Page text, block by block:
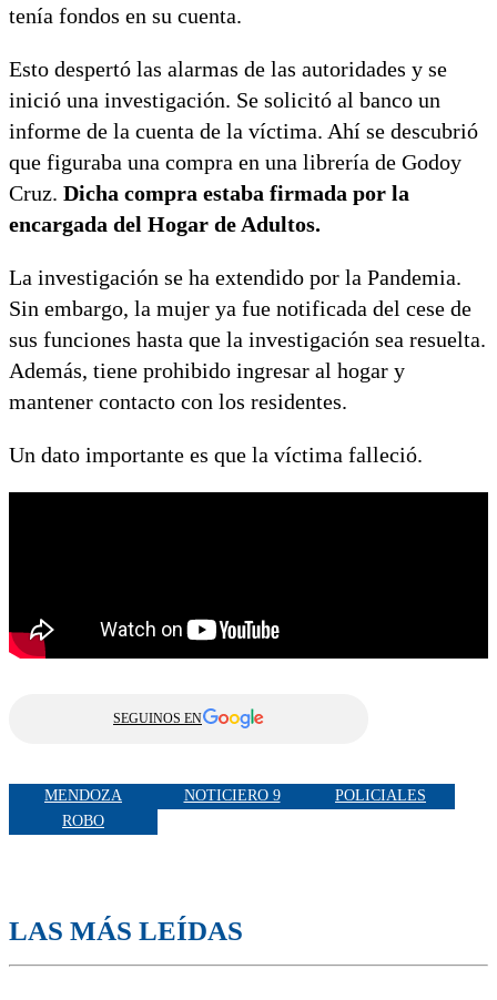
tenía fondos en su cuenta.
Esto despertó las alarmas de las autoridades y se
inició una investigación. Se solicitó al banco un
informe de la cuenta de la víctima. Ahí se descubrió
que figuraba una compra en una librería de Godoy
Cruz. Dicha compra estaba firmada por la
encargada del Hogar de Adultos.
La investigación se ha extendido por la Pandemia.
Sin embargo, la mujer ya fue notificada del cese de
sus funciones hasta que la investigación sea resuelta.
Además, tiene prohibido ingresar al hogar y
mantener contacto con los residentes.
Un dato importante es que la víctima falleció.
SEGUINOS EN
MENDOZA NOTICIERO 9
POLICIALES
ROBO
LAS MÁS LEÍDAS